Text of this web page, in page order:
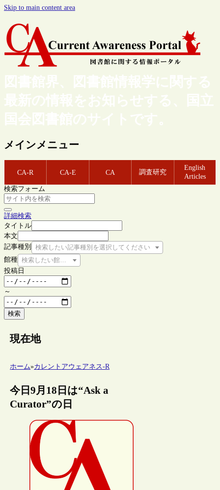
Skip to main content area
図書館界、図書館情報学に関する
最新の情報をお知らせする、国立
国会図書館のサイトです。
メインメニュー
CA-R CA-E CA 調査研究
English
Articles
検索フォーム
詳細検索
タイトル
本文
記事種別
検索したい記事種別を選択してください
館種 検索したい館種を選択してください
投稿日
～
検索
現在地
ホーム»カレントアウェアネス-R
今日9月18日は“Ask a
Curator”の日